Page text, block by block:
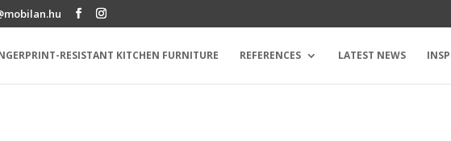
RESISTANT KITCHEN FURNITURE REFERENCES LATEST NEWS